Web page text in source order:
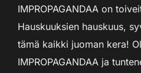
IMPROPAGANDAA on
Hauskuuksien hauskuus,
tämä kaikki juoman kera!
IMPROPAGANDAA ja